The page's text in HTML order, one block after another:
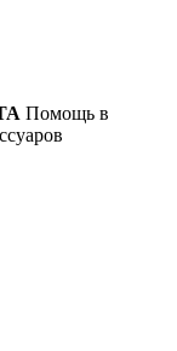
Помощь в